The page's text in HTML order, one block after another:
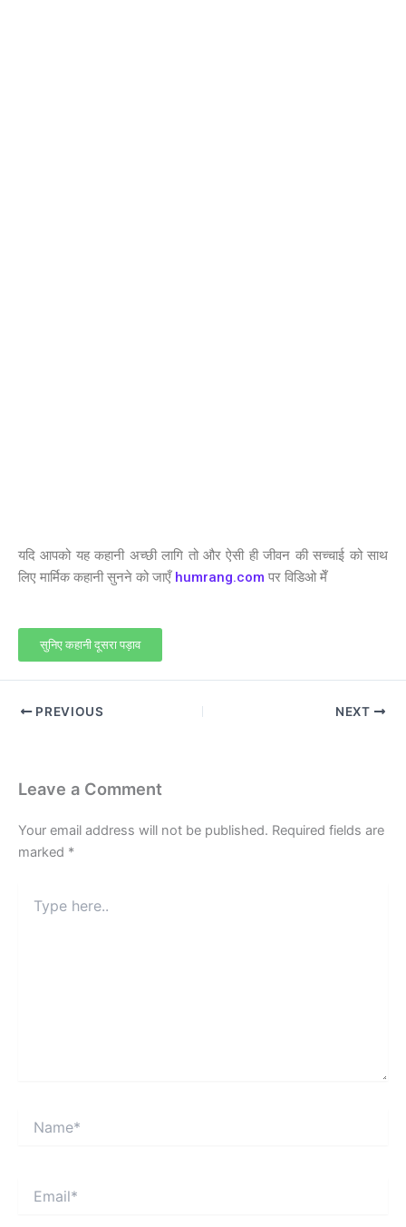
यदि आपको यह कहानी अच्छी लागि तो और ऐसी ही जीवन की सच्चाई को साथ
लिए मार्मिक कहानी सुनने को जाएँ humrang.com पर विडिओ मेँ
सुनिए कहानी दूसरा पड़ाव
PREVIOUS NEXT
Leave a Comment
Your email address will not be published. Required fields are
marked *
here..